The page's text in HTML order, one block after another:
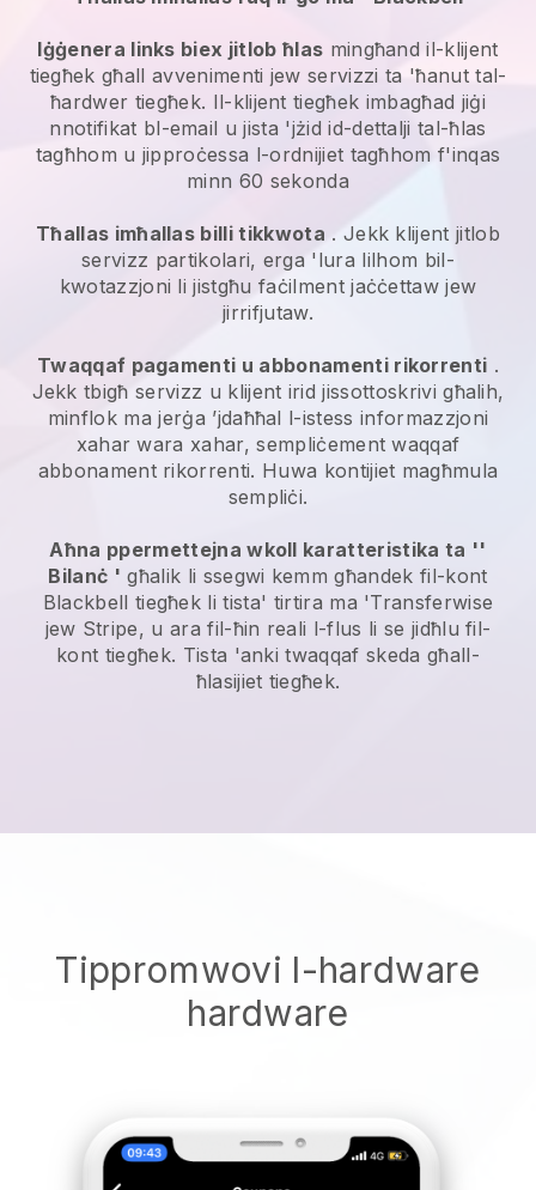
Iġġenera links biex jitlob ħlas mingħand il-klijent
tiegħek għall avvenimenti jew servizzi ta 'ħanut tal-
ħardwer tiegħek. Il-klijent tiegħek imbagħad jiġi
nnotifikat bl-email u jista 'jżid id-dettalji tal-ħlas
tagħhom u jipproċessa l-ordnijiet tagħhom f'inqas
minn 60 sekonda
Tħallas imħallas billi tikkwota . Jekk klijent jitlob
servizz partikolari, erga 'lura lilhom bil-
kwotazzjoni li jistgħu faċilment jaċċettaw jew
jirrifjutaw.
Twaqqaf pagamenti u abbonamenti rikorrenti .
Jekk tbigħ servizz u klijent irid jissottoskrivi għalih,
minflok ma jerġa ’jdaħħal l-istess informazzjoni
xahar wara xahar, sempliċement waqqaf
abbonament rikorrenti. Huwa kontijiet magħmula
sempliċi.
Aħna ppermettejna wkoll karatteristika ta ''
Bilanċ ' għalik li ssegwi kemm għandek fil-kont
Blackbell tiegħek li tista' tirtira ma 'Transferwise
jew Stripe, u ara fil-ħin reali l-flus li se jidħlu fil-
kont tiegħek. Tista 'anki twaqqaf skeda għall-
ħlasijiet tiegħek.
Tippromwovi l-hardware
hardware